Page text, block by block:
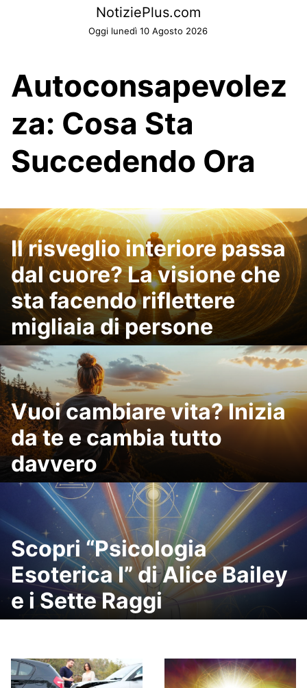
NotiziePlus.com
Oggi lunedì 10 Agosto 2026
Autoconsapevolez
za: Cosa Sta
Succedendo Ora
Il risveglio interiore passa
dal cuore? La visione che
sta facendo riflettere
migliaia di persone
Vuoi cambiare vita? Inizia
da te e cambia tutto
davvero
Scopri “Psicologia
Esoterica I” di Alice Bailey
e i Sette Raggi